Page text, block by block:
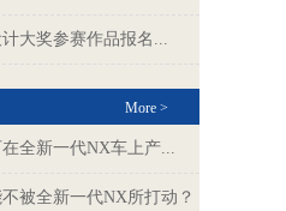
大奖参赛作品报名...
More >
全新一代NX车上产...
被全新一代NX所打动？